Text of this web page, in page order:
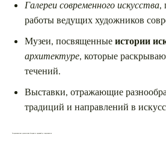
Галереи современного искусства,
работы ведущих художников
Музеи, посвященныеистории
архитектуре, которые
течений.
Выставки, отражающие
традиций и направлений в
Гастрономические удовольствия Австрии: от традиций до современности